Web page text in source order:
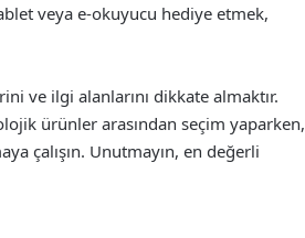
veya e-okuyucu hediye etmek,
ve ilgi alanlarını dikkate almaktır.
ürünler arasından seçim yaparken,
çalışın. Unutmayın, en değerli